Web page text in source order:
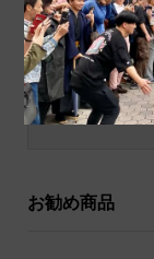
和小物
祝儀袋
お勧め商品